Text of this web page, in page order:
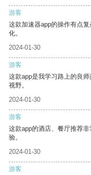
游客
这款加速器app的操作有点
化。
2024-01-30
游客
这款app是我学习路上的良
视野。
2024-01-30
游客
这款app的酒店、餐厅推荐
验。
2024-01-30
游客